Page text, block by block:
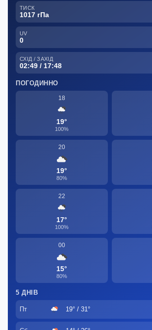
ТИСК
1017 гПа
UV
0
СХІД / ЗАХІД
02:49 / 17:48
ПОГОДИННО
18
19°
100%
20
19°
80%
22
17°
100%
00
15°
80%
5 ДНІВ
Пт 19° / 31°